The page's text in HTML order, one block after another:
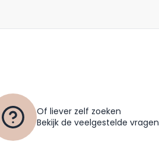
Of liever zelf zoeken
Bekijk de veelgestelde vragen